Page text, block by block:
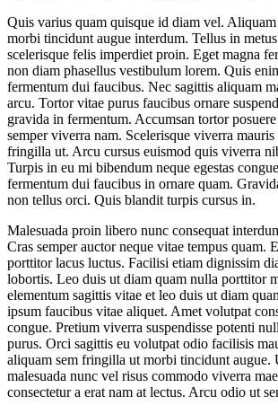
Quis varius quam quisque id diam vel.
morbi tincidunt augue interdum. Tellus in
scelerisque felis imperdiet proin. Eget magna
non diam phasellus vestibulum lorem. Quis
fermentum dui faucibus. Nec sagittis aliquam
arcu. Tortor vitae purus faucibus ornare
gravida in fermentum. Accumsan tortor
semper viverra nam. Scelerisque viverra
fringilla ut. Arcu cursus euismod quis viverra
Turpis in eu mi bibendum neque egestas
fermentum dui faucibus in ornare quam.
non tellus orci. Quis blandit turpis cursus in.
Malesuada proin libero nunc consequat
Cras semper auctor neque vitae tempus quam.
porttitor lacus luctus. Facilisi etiam dignissim
lobortis. Leo duis ut diam quam nulla porttitor
elementum sagittis vitae et leo duis ut diam
ipsum faucibus vitae aliquet. Amet volutpat
congue. Pretium viverra suspendisse potenti
purus. Orci sagittis eu volutpat odio facilisis
aliquam sem fringilla ut morbi tincidunt augue.
malesuada nunc vel risus commodo viverra
consectetur a erat nam at lectus. Arcu odio ut